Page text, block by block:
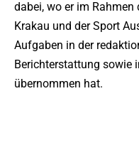
dabei, wo er im Rahmen
Krakau und der Sport
Aufgaben in der
Berichterstattung sowie
übernommen hat.